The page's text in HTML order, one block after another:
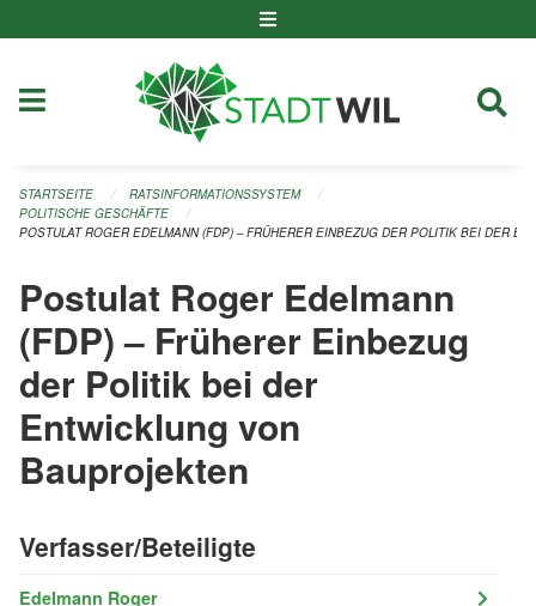
STARTSEITE
RATSINFORMATIONSSYSTEM
POLITISCHE GESCHÄFTE
POSTULAT ROGER EDELMANN (FDP) – FRÜHERER EINBEZUG DER POLITIK BEI DER
Postulat Roger Edelmann
(FDP) – Früherer Einbezug
der Politik bei der
Entwicklung von
Bauprojekten
Verfasser/Beteiligte
Edelmann Roger